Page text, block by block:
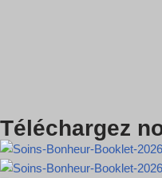
Téléchargez